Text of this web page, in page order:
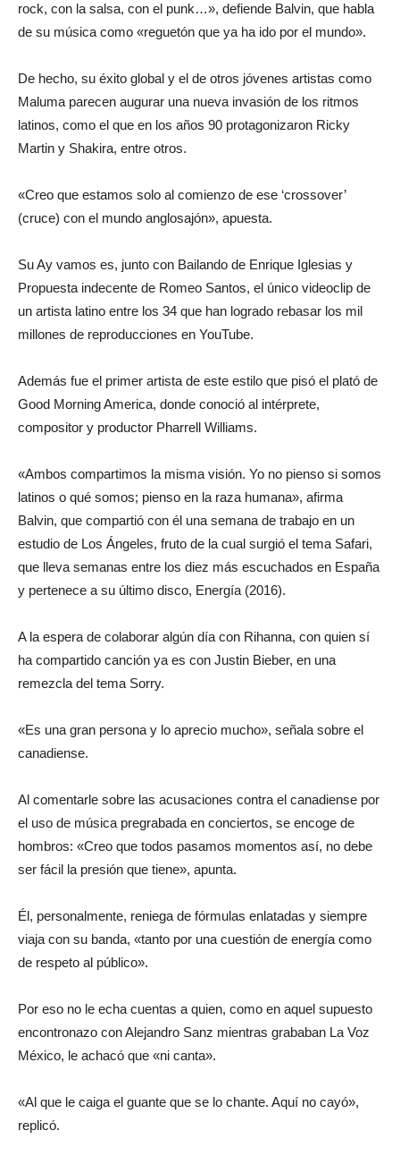
rock, con la salsa, con el punk…», defiende Balvin, que habla
de su música como «reguetón que ya ha ido por el mundo».
De hecho, su éxito global y el de otros jóvenes artistas como
Maluma parecen augurar una nueva invasión de los ritmos
latinos, como el que en los años 90 protagonizaron Ricky
Martin y Shakira, entre otros.
«Creo que estamos solo al comienzo de ese ‘crossover’
(cruce) con el mundo anglosajón», apuesta.
Su Ay vamos es, junto con Bailando de Enrique Iglesias y
Propuesta indecente de Romeo Santos, el único videoclip de
un artista latino entre los 34 que han logrado rebasar los mil
millones de reproducciones en YouTube.
Además fue el primer artista de este estilo que pisó el plató de
Good Morning America, donde conoció al intérprete,
compositor y productor Pharrell Williams.
«Ambos compartimos la misma visión. Yo no pienso si somos
latinos o qué somos; pienso en la raza humana», afirma
Balvin, que compartió con él una semana de trabajo en un
estudio de Los Ángeles, fruto de la cual surgió el tema Safari,
que lleva semanas entre los diez más escuchados en España
y pertenece a su último disco, Energía (2016).
A la espera de colaborar algún día con Rihanna, con quien sí
ha compartido canción ya es con Justin Bieber, en una
remezcla del tema Sorry.
«Es una gran persona y lo aprecio mucho», señala sobre el
canadiense.
Al comentarle sobre las acusaciones contra el canadiense por
el uso de música pregrabada en conciertos, se encoge de
hombros: «Creo que todos pasamos momentos así, no debe
ser fácil la presión que tiene», apunta.
Él, personalmente, reniega de fórmulas enlatadas y siempre
viaja con su banda, «tanto por una cuestión de energía como
de respeto al público».
Por eso no le echa cuentas a quien, como en aquel supuesto
encontronazo con Alejandro Sanz mientras grababan La Voz
México, le achacó que «ni canta».
«Al que le caiga el guante que se lo chante. Aquí no cayó»,
replicó.